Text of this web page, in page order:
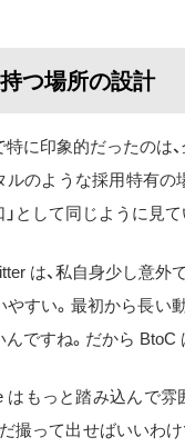
つ場所の設計
特に印象的だったのは
ルのような採用特有の
」として同じように見
は、私自身少し意外
やすい。最初から長い
んですね。だから BtoC
はもっと踏み込んで
だ撮って出せばいいわ